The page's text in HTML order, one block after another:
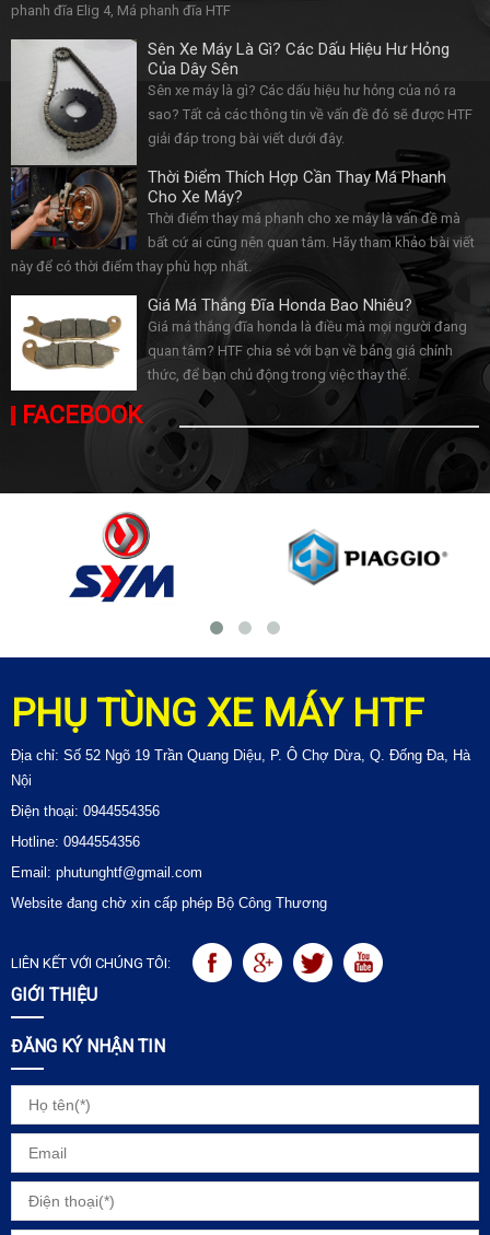
phanh đĩa Elig 4, Má phanh đĩa HTF
Sên Xe Máy Là Gì? Các Dấu Hiệu Hư Hỏng
Của Dây Sên
Sên xe máy là gì? Các dấu hiệu hư hỏng của nó ra
sao? Tất cả các thông tin về vấn đề đó sẽ được HTF
giải đáp trong bài viết dưới đây.
Thời Điểm Thích Hợp Cần Thay Má Phanh
Cho Xe Máy?
Thời điểm thay má phanh cho xe máy là vấn đề mà
bất cứ ai cũng nên quan tâm. Hãy tham khảo bài viết
này để có thời điểm thay phù hợp nhất.
Giá Má Thắng Đĩa Honda Bao Nhiêu?
Giá má thắng đĩa honda là điều mà mọi người đang
quan tâm? HTF chia sẻ với bạn về bảng giá chính
thức, để bạn chủ động trong việc thay thế.
FACEBOOK
PHỤ TÙNG XE MÁY HTF
Địa chỉ: Số 52 Ngõ 19 Trần Quang Diệu, P. Ô Chợ Dừa, Q. Đống Đa, Hà
Nội
Điện thoại: 0944554356
Hotline: 0944554356
Email: phutunghtf@gmail.com
Website đang chờ xin cấp phép Bộ Công Thương
LIÊN KẾT VỚI CHÚNG TÔI:
GIỚI THIỆU
ĐĂNG KÝ NHẬN TIN